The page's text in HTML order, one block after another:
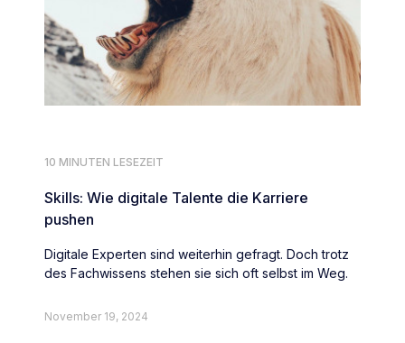
10 MINUTEN LESEZEIT
Skills: Wie digitale Talente die Karriere
pushen
Digitale Experten sind weiterhin gefragt. Doch trotz
des Fachwissens stehen sie sich oft selbst im Weg.
November 19, 2024